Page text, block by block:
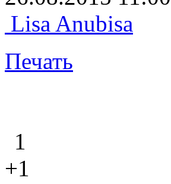
Lisa Anubisa
Печать
1
+1